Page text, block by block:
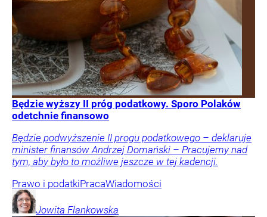
Będzie wyższy II próg podatkowy. Sporo Polaków
odetchnie finansowo
Będzie podwyższenie II progu podatkowego – deklaruje
minister finansów Andrzej Domański – Pracujemy nad
tym, aby było to możliwe jeszcze w tej kadencji.
Prawo i podatkiPracaWiadomości
Jowita Flankowska